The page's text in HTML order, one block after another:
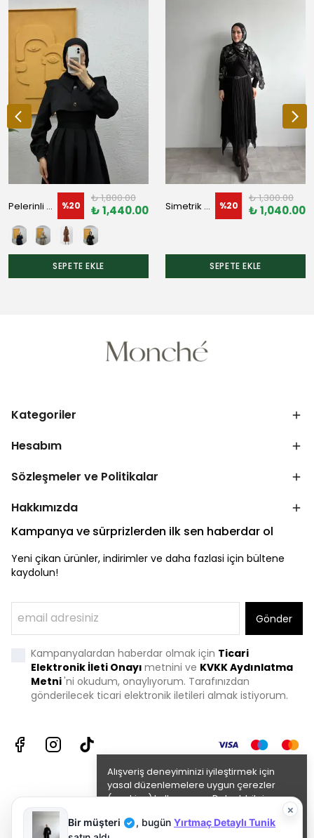
Alışveriş deneyiminizi iyileştirmek için
yasal düzenlemelere uygun çerezler
(cookies) kullanıyoruz. Detaylı bilgiye
erişebilirsiniz.
Pelerinli Scuba Elbise %20
₺ 1,800.00
₺ 1,440.00
SEPETE EKLE
Simetrik Şifon Etek %20
₺ 1,300.00
₺ 1,040.00
SEPETE EKLE
Kategoriler
Hesabım
Sözleşmeler ve Politikalar
Hakkımızda
Kampanya ve sürprizlerden ilk sen haberdar ol
Yeni çikan ürünler, indirimler ve daha fazlasi için bültene
kaydolun!
Gönder
Kampanyalardan haberdar olmak için Ticari
Elektronik İleti Onayı metnini ve KVKK Aydınlatma
Metni'ni okudum, onaylıyorum. Tarafınızdan
gönderilecek ticari elektronik iletileri almak istiyorum.
×
Bir müşteri
✓ , bugün Yırtmaç Detaylı Tunik